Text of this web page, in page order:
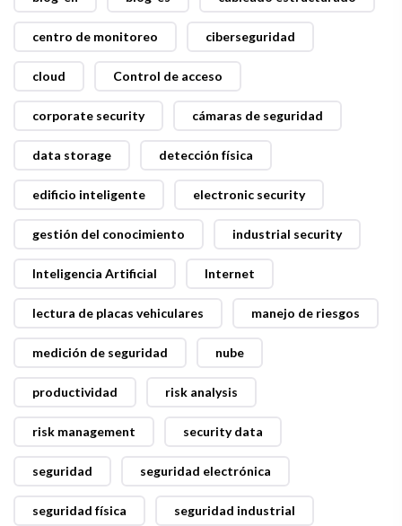
centro de monitoreo ciberseguridad
cloud Control de acceso
corporate security cámaras de seguridad
data storage detección física
edificio inteligente electronic security
gestión del conocimiento industrial security
Inteligencia Artificial Internet
lectura de placas vehiculares manejo de riesgos
medición de seguridad nube
productividad risk analysis
risk management security data
seguridad seguridad electrónica
seguridad física seguridad industrial